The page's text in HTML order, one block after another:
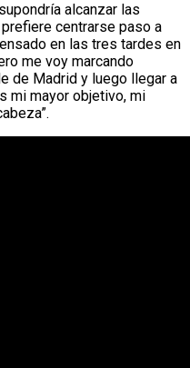
alcanzar las
centrarse paso a
en las tres tardes en
me voy marcando
de Madrid y luego llegar a
mi mayor objetivo, mi